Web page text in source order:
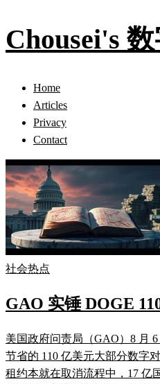
Chousei's
Home
Articles
Privacy
Contact
社会热点
GAO 实锤 DOGE
美国政府问责局（GAO）8 月
节省的 110 亿美元大部分数字
租约本就在取消流程中，17 亿